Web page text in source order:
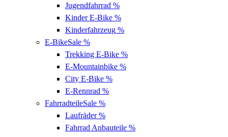
Jugendfahrrad %
Kinder E-Bike %
Kinderfahrzeug %
E-BikeSale %
Trekking E-Bike %
E-Mountainbike %
City E-Bike %
E-Rennrad %
FahrradteileSale %
Laufräder%
Fahrrad Anbauteile %